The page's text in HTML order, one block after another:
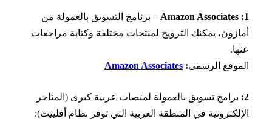
– برنامج التسويق بالعمولة من
يمكنك الترويج لمنتجات مختلفة وكتابة مراجعات
الرسمي :
Amazon Associates
تسويق بالعمولة لمنصات عربية كبرى (المتاجر
في المنطقة العربية التي توفر نظام أفلييت):